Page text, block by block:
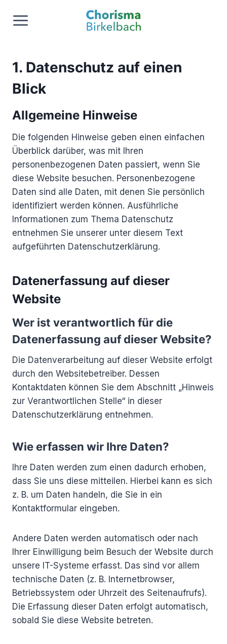
Inhalt
1. Datenschutz auf einen
Blick
Allgemeine Hinweise
Die folgenden Hinweise geben einen einfachen
Überblick darüber, was mit Ihren
personenbezogenen Daten passiert, wenn Sie
diese Website besuchen. Personenbezogene
Daten sind alle Daten, mit denen Sie persönlich
identifiziert werden können. Ausführliche
Informationen zum Thema Datenschutz
entnehmen Sie unserer unter diesem Text
aufgeführten Datenschutzerklärung.
Datenerfassung auf dieser
Website
Wer ist verantwortlich für die
Datenerfassung auf dieser Website?
Die Datenverarbeitung auf dieser Website erfolgt
durch den Websitebetreiber. Dessen
Kontaktdaten können Sie dem Abschnitt „Hinweis
zur Verantwortlichen Stelle“ in dieser
Datenschutzerklärung entnehmen.
Wie erfassen wir Ihre Daten?
Ihre Daten werden zum einen dadurch erhoben,
dass Sie uns diese mitteilen. Hierbei kann es sich
z. B. um Daten handeln, die Sie in ein
Kontaktformular eingeben.
Andere Daten werden automatisch oder nach
Ihrer Einwilligung beim Besuch der Website durch
unsere IT-Systeme erfasst. Das sind vor allem
technische Daten (z. B. Internetbrowser,
Betriebssystem oder Uhrzeit des Seitenaufrufs).
Die Erfassung dieser Daten erfolgt automatisch,
sobald Sie diese Website betreten.